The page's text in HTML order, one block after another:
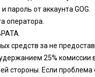
пароль от аккаунта GOG.
оператора.
средств за не
25% комиссии
стороны. Если проблема